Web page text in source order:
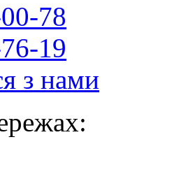
78
19
з нами